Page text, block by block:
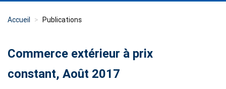
Accueil Publications
Commerce extérieur à prix
constant, Août 2017